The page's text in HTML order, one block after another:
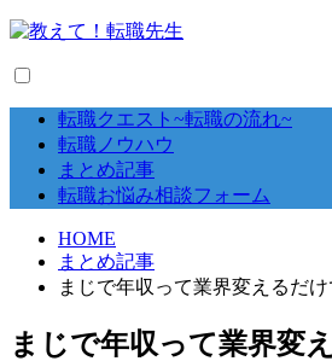
転職クエスト~転職の流れ~
転職ノウハウ
まとめ記事
転職お悩み相談フォーム
HOME
まとめ記事
まじで年収って業界変えるだ
まじで年収って業界変